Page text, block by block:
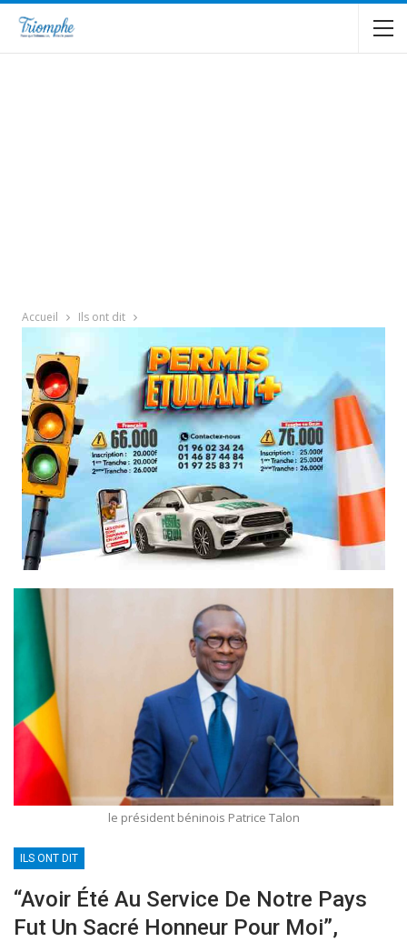
Accueil Ils ont dit
le président béninois Patrice Talon
ILS ONT DIT
“Avoir Été Au Service De Notre Pays
Fut Un Sacré Honneur Pour Moi”,